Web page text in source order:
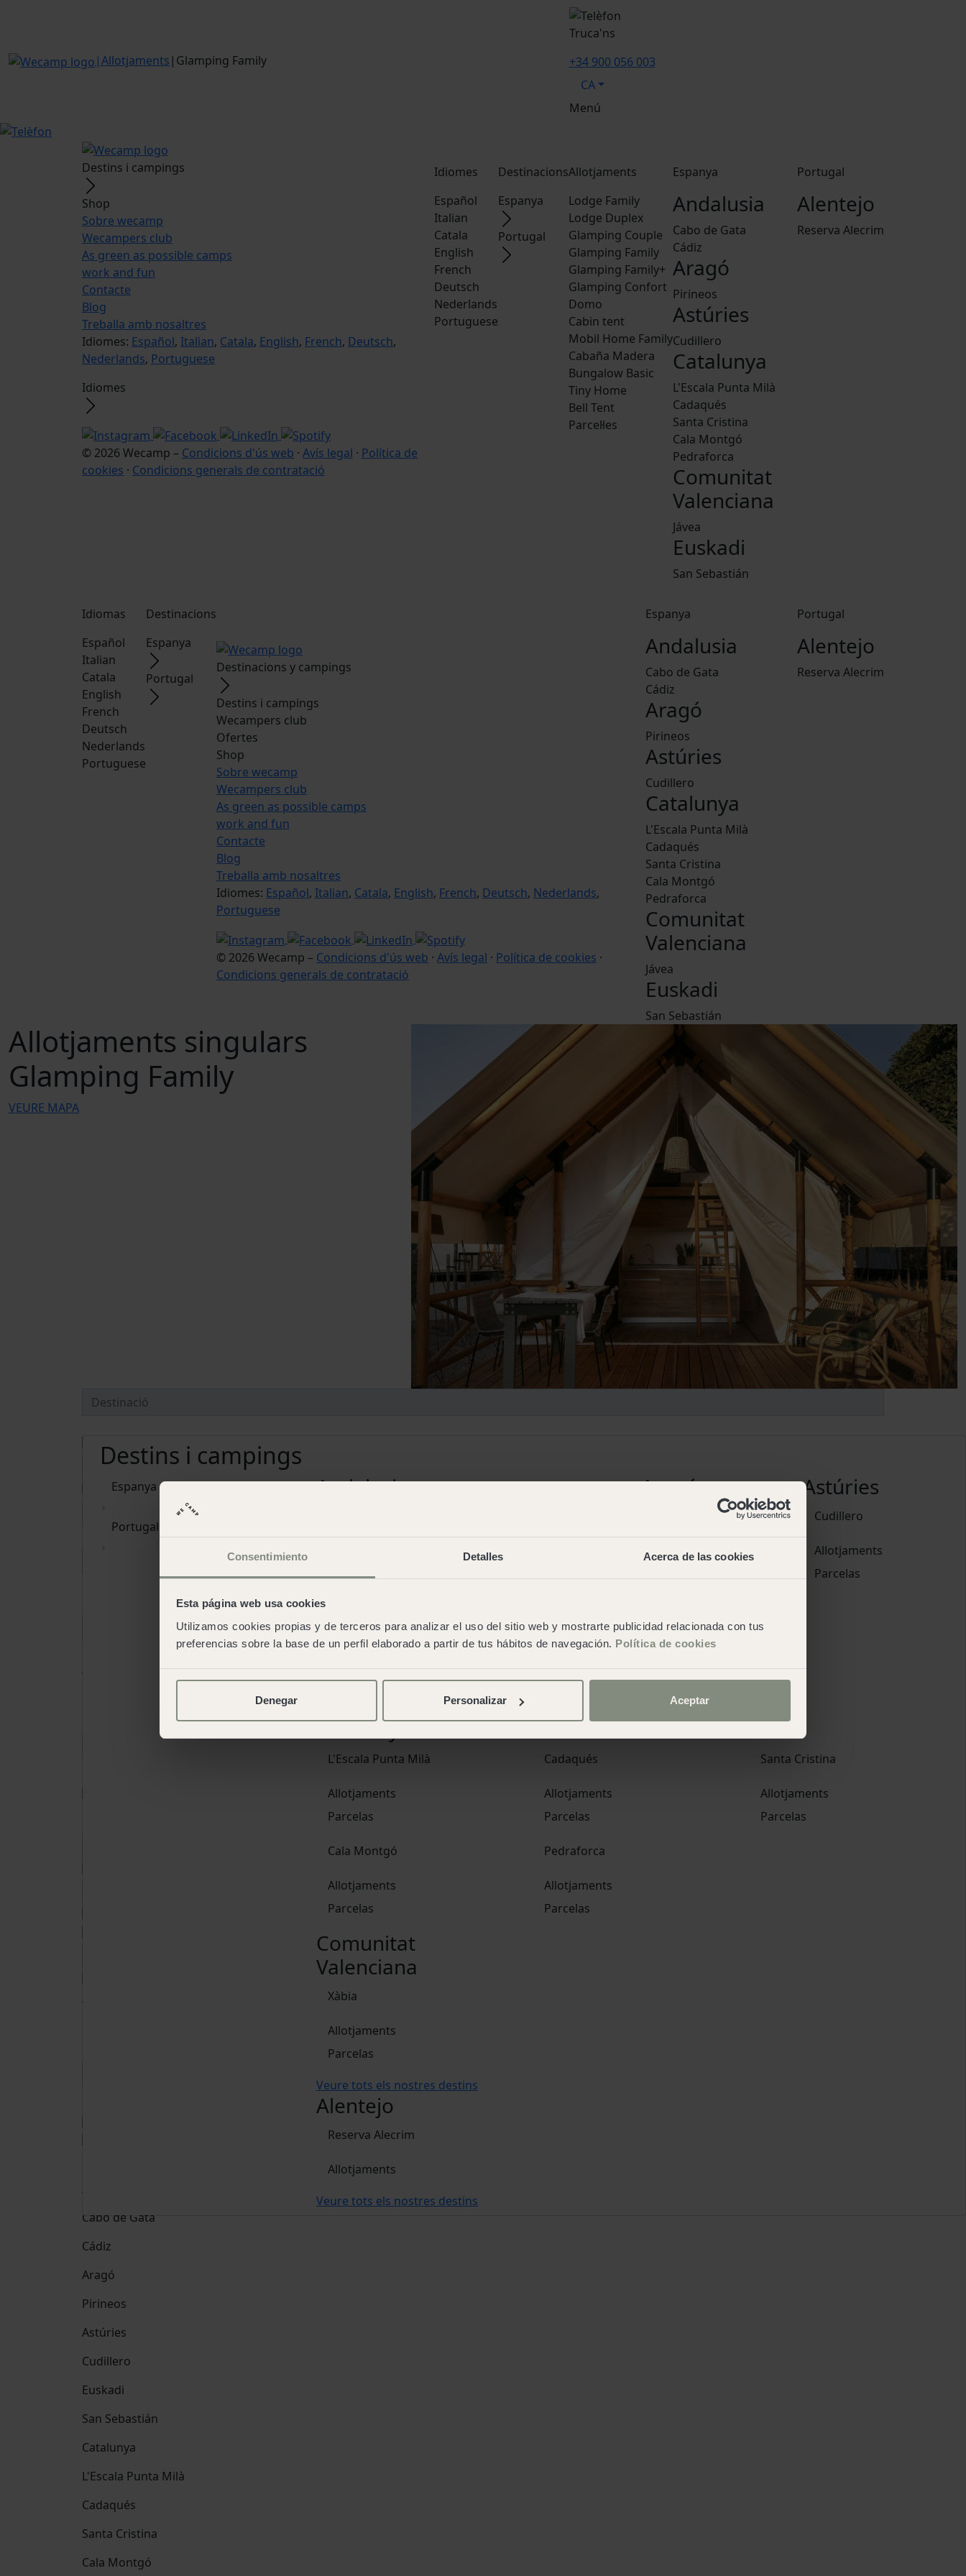
Consentimiento Detalles Acerca de las cookies
Esta página web usa cookies
Utilizamos cookies propias y de terceros para analizar el uso del sitio web y mostrarte publicidad relacionada con tus
preferencias sobre la base de un perfil elaborado a partir de tus hábitos de navegación. Política de cookies
Denegar Personalizar Aceptar
|Allotjaments | Glamping Family
Truca'ns
+34 900 056 003
CA
Menú
Destins i campings
Shop
Sobre wecamp
Wecampers club
As green as possible camps
work and fun
Contacte
Blog
Treballa amb nosaltres
Idiomes: Español, Italian, Catala, English, French, Deutsch,
Nederlands, Portuguese
Idiomes
© 2026 Wecamp – Condicions d'ús web · Avís legal · Política de
cookies · Condicions generals de contratació
Idiomes
Español
Italian
Catala
English
French
Deutsch
Nederlands
Portuguese
Destinacions
Espanya
Portugal
Allotjaments
Lodge Family
Lodge Duplex
Glamping Couple
Glamping Family
Glamping Family+
Glamping Confort
Domo
Cabin tent
Mobil Home Family
Cabaña Madera
Bungalow Basic
Tiny Home
Bell Tent
Parcel·les
Espanya
Andalusia
Cabo de Gata
Cádiz
Aragó
Pirineos
Astúries
Cudillero
Catalunya
L'Escala Punta Milà
Cadaqués
Santa Cristina
Cala Montgó
Pedraforca
Comunitat
Valenciana
Jávea
Euskadi
San Sebastián
Portugal
Alentejo
Reserva Alecrim
Idiomas
Español
Italian
Catala
English
French
Deutsch
Nederlands
Portuguese
Destinacions
Espanya
Portugal
Destinacions y campings
Destins i campings
Wecampers club
Ofertes
Shop
Sobre wecamp
Wecampers club
As green as possible camps
work and fun
Contacte
Blog
Treballa amb nosaltres
Idiomes: Español, Italian, Catala, English, French, Deutsch, Nederlands,
Portuguese
© 2026 Wecamp – Condicions d'ús web · Avís legal · Política de cookies ·
Condicions generals de contratació
Espanya
Andalusia
Cabo de Gata
Cádiz
Aragó
Pirineos
Astúries
Cudillero
Catalunya
L'Escala Punta Milà
Cadaqués
Santa Cristina
Cala Montgó
Pedraforca
Comunitat
Valenciana
Jávea
Euskadi
San Sebastián
Portugal
Alentejo
Reserva Alecrim
Allotjaments singulars
Glamping Family
VEURE MAPA
Destins i campings
Espanya
Portugal
Andalusia
Parcelas
Allotjaments
Aragó
Allotjaments
Astúries
Cudillero
Allotjaments
Parcelas
Euskadi
San Sebastián
Allotjaments
Catalunya
L'Escala Punta Milà
Allotjaments
Parcelas
Cadaqués
Allotjaments
Parcelas
Santa Cristina
Allotjaments
Parcelas
Cala Montgó
Allotjaments
Parcelas
Pedraforca
Allotjaments
Parcelas
Comunitat
Valenciana
Xàbia
Allotjaments
Parcelas
Veure tots els nostres destins
Alentejo
Reserva Alecrim
Allotjaments
Veure tots els nostres destins
Adults
Adults
Andalusia
Cabo de Gata
Cádiz
Aragó
Pirineos
Astúries
Cudillero
Euskadi
San Sebastián
Catalunya
L'Escala Punta Milà
Cadaqués
Santa Cristina
Cala Montgó